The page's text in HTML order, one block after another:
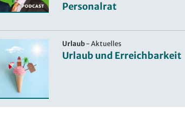
Personalrat
Urlaub-Aktuelles
Urlaub und Erreichbarkeit